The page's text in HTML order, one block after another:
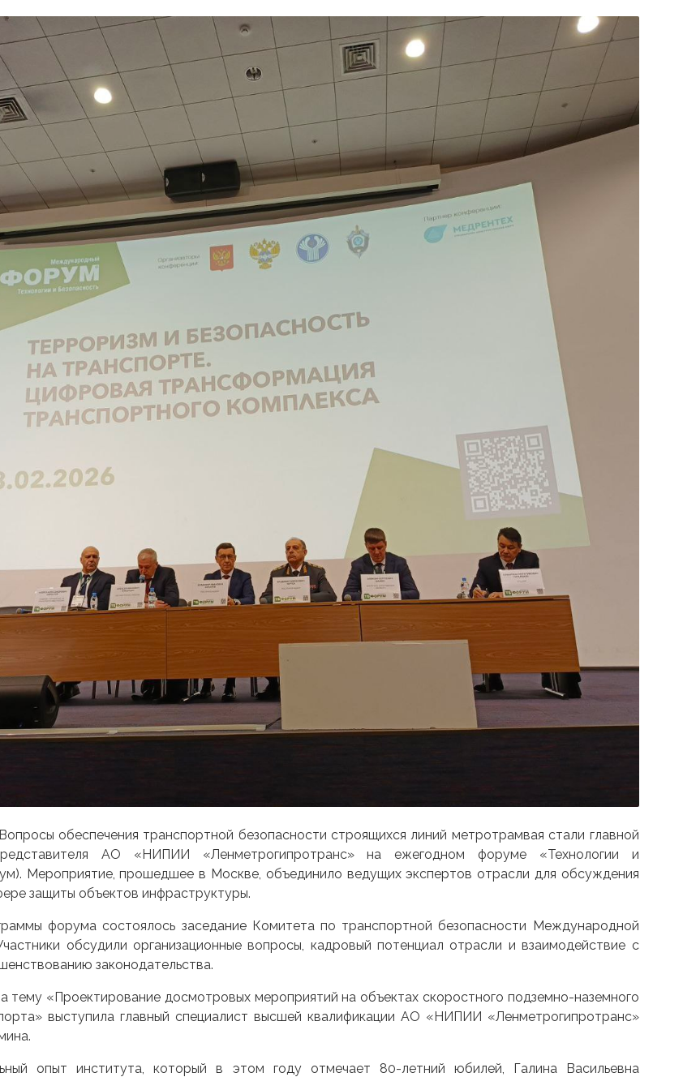
обеспечения транспортной безопасности строящихся линий метротрамвая стали главной
АО «НИПИИ «Ленметрогипротранс» на ежегодном форуме «Технологии и
Мероприятие, прошедшее в Москве, объединило ведущих экспертов отрасли для обсуждения
защиты объектов инфраструктуры.
форума состоялось заседание Комитета по транспортной безопасности Международной
обсудили организационные вопросы, кадровый потенциал отрасли и взаимодействие с
законодательства.
тему «Проектирование досмотровых мероприятий на объектах скоростного подземно-наземного
выступила главный специалист высшей квалификации АО «НИПИИ «Ленметрогипротранс»
опыт института, который в этом году отмечает 80-летний юбилей, Галина Васильевна